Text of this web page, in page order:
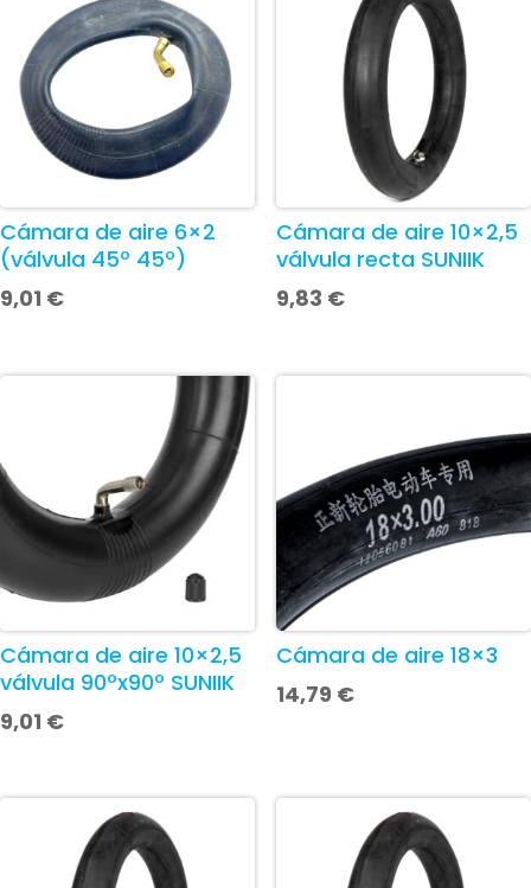
Cámara de aire 6×2
(válvula 45º 45º)
9,01 €
Cámara de aire 10×2,5
válvula recta SUNIIK
9,83 €
Cámara de aire 10×2,5
válvula 90ºx90º SUNIIK
9,01 €
Cámara de aire 18×3
14,79 €